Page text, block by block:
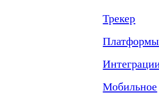
Трекер
Платформы
Мобильное